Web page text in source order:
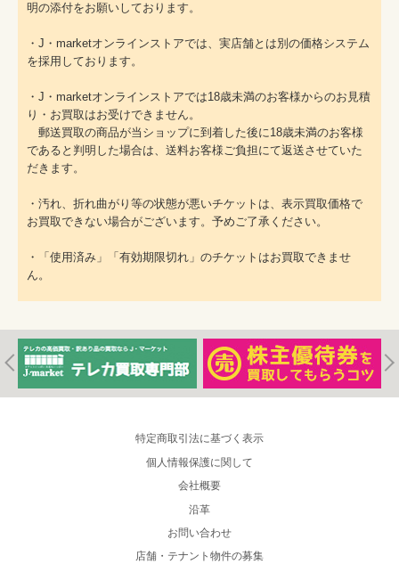
明の添付をお願いしております。
・J・marketオンラインストアでは、実店舗とは別の価格システム
を採用しております。
・J・marketオンラインストアでは18歳未満のお客様からのお見積
り・お買取はお受けできません。
郵送買取の商品が当ショップに到着した後に18歳未満のお客様
であると判明した場合は、送料お客様ご負担にて返送させていた
だきます。
・汚れ、折れ曲がり等の状態が悪いチケットは、表示買取価格で
お買取できない場合がございます。予めご了承ください。
・「使用済み」「有効期限切れ」のチケットはお買取できませ
ん。
特定商取引法に基づく表示
個人情報保護に関して
会社概要
沿革
お問い合わせ
店舗・テナント物件の募集